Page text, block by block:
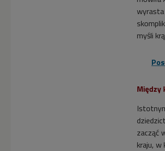
wyrasta
myśli
Między
zacząć
kraju, w